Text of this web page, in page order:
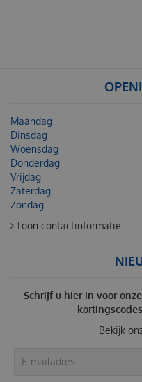
Maandag
Dinsdag
Woensdag
Donderdag
Vrijdag
Zaterdag
Zondag
Toon contactinformatie
Schrijf u hier in voor
Bekijk